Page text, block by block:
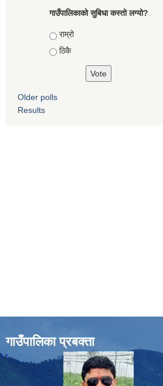
गाउँपालिकाको सुबिधा कस्तो लग्यो?
Choices
राम्रो
ठिकै
Older polls
Results
गाउँपालिका प्रबक्ता